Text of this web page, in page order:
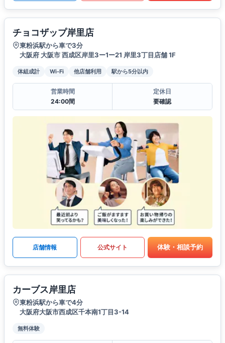
チョコザップ岸里店
東粉浜駅から車で3分
大阪府 大阪市 西成区岸里3ー1ー21 岸里3丁目店舗 1F
体組成計 Wi-Fi 他店舗利用 駅から5分以内
営業時間
24:00間
定休日
要確認
店舗情報 公式サイト 体験・相談予約
カーブス岸里店
東粉浜駅から車で4分
大阪府大阪市西成区千本南1丁目3-14
無料体験